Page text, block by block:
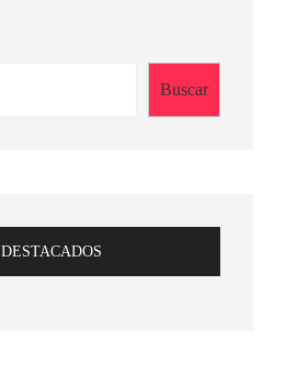
Buscar
DESTACADOS